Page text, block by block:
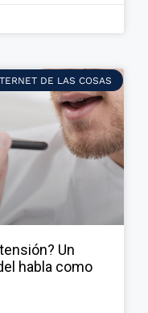
DE LAS COSAS
Un
habla como